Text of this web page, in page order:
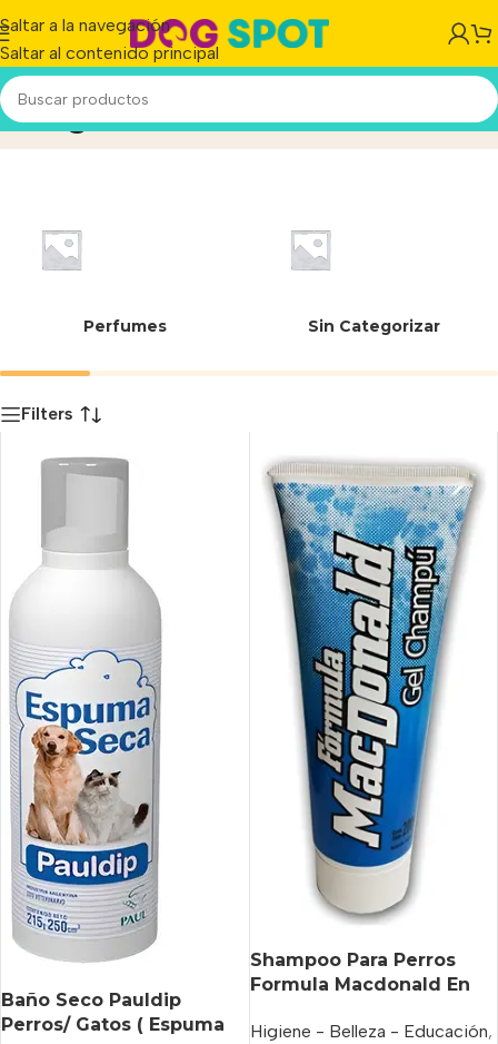
Saltar a la navegación
Saltar al contenido principal
NingunoInicio/Producto
Perfumes Sin Categorizar
Filters
Baño Seco Pauldip
Perros/ Gatos ( Espuma
Shampoo Para Perros
Formula Macdonald En
Higiene - Belleza - Educación,